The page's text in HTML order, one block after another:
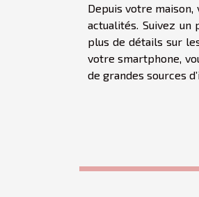
Depuis votre
actualités. Suivez
plus de détails sur
votre smartphone,
de grandes sources